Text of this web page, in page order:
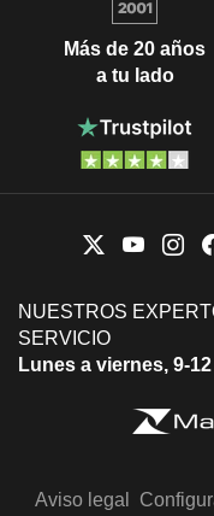
Más de 20 años
a tu lado
NUESTROS
SERVICIO
Lunes a viernes, 9-
Aviso legal